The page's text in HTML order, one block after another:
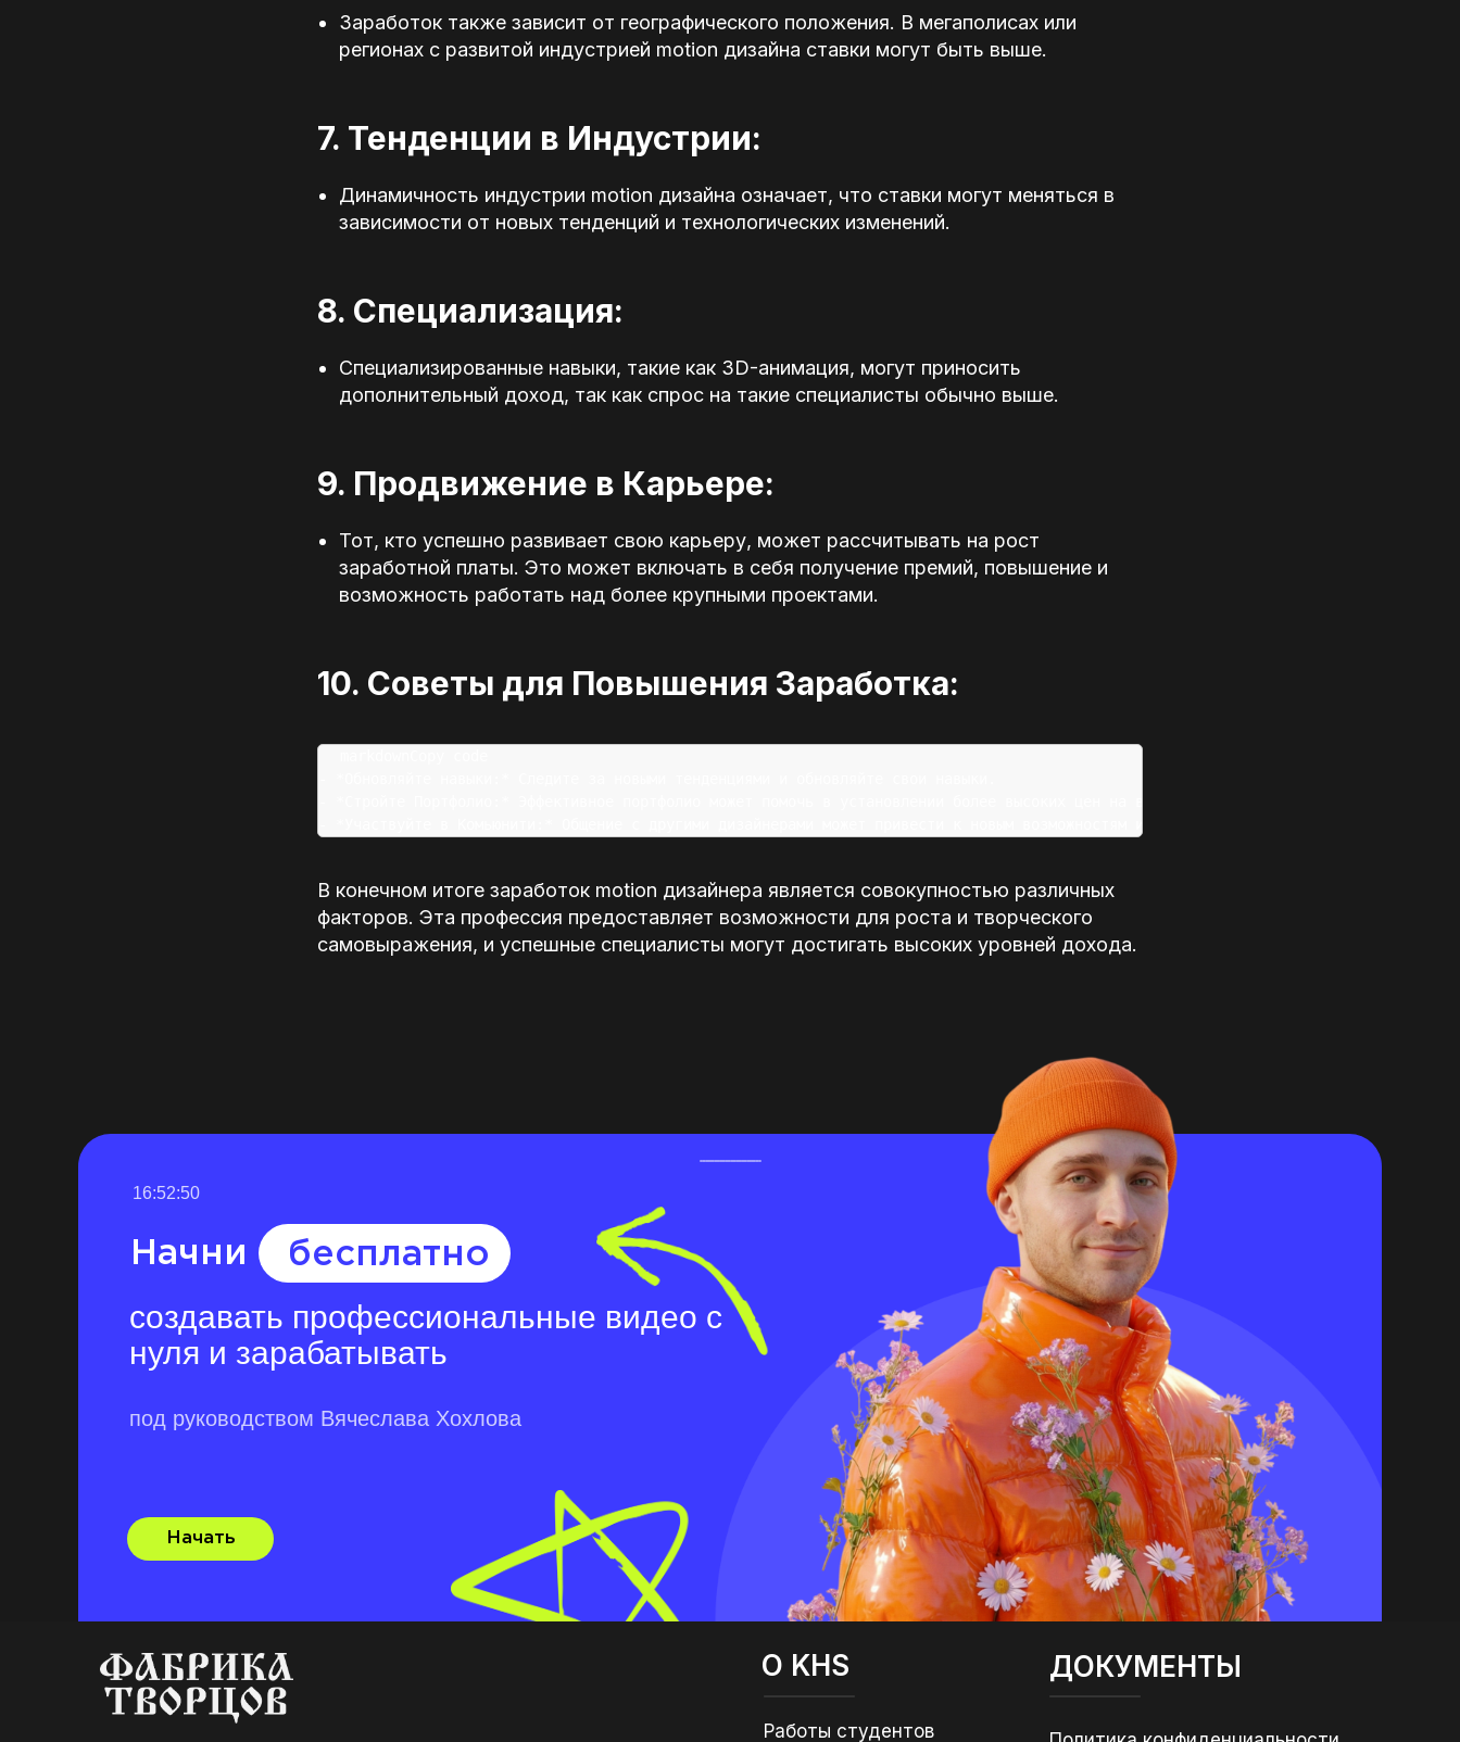
Заработок также зависит от географического положения. В мегаполисах или
регионах с развитой индустрией motion дизайна ставки могут быть выше.
7. Тенденции в Индустрии:
Динамичность индустрии motion дизайна означает, что ставки могут меняться в
зависимости от новых тенденций и технологических изменений.
8. Специализация:
Специализированные навыки, такие как 3D-анимация, могут приносить
дополнительный доход, так как спрос на такие специалисты обычно выше.
9. Продвижение в Карьере:
Тот, кто успешно развивает свою карьеру, может рассчитывать на рост
заработной платы. Это может включать в себя получение премий, повышение и
возможность работать над более крупными проектами.
10. Советы для Повышения Заработка:
В конечном итоге заработок motion дизайнера является совокупностью различных
факторов. Эта профессия предоставляет возможности для роста и творческого
самовыражения, и успешные специалисты могут достигать высоких уровней дохода.
под руководством Вячеслава Хохлова
создавать профессиональные видео с
нуля и зарабатывать
Начни бесплатно
16:52:49
Начать
ДОКУМЕНТЫ
Работы студентов
О KHS